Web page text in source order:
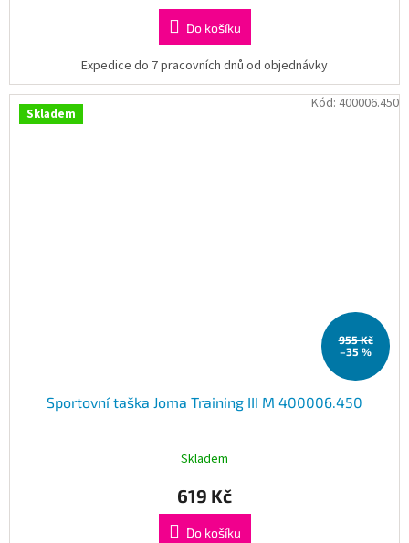
Do košíku
Expedice do 7 pracovních dnů od objednávky
Skladem
955 Kč
–35 %
Sportovní taška Joma Training III M 400006.450
Skladem
619 Kč
Do košíku
Kód: 400006.450